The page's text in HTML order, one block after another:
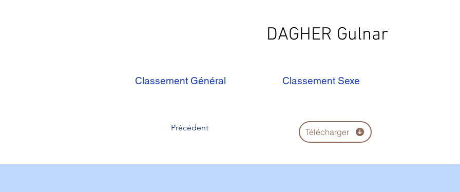
DAGHER Gulnar
Classement Général Classement Sexe
Précédent Télécharger